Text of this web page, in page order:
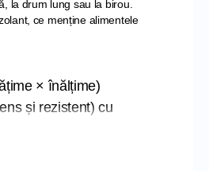
la drum lung sau la birou.
ce menține alimentele
× înălțime)
și rezistent) cu
băuturilor (reci sau